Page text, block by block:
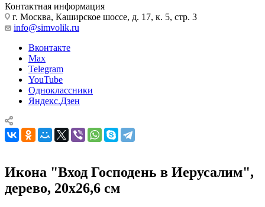
Контактная информация
г. Москва, Каширское шоссе, д. 17, к. 5, стр. 3
info@simvolik.ru
Вконтакте
Max
Telegram
YouTube
Одноклассники
Яндекс.Дзен
Икона "Вход Господень в Иерусалим",
дерево, 20х26,6 см